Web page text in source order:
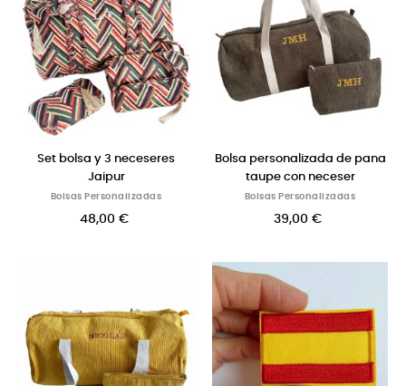
Set bolsa y 3 neceseres
Jaipur
Bolsas Personalizadas
48,00 €
Bolsa personalizada de pana
taupe con neceser
Bolsas Personalizadas
39,00 €